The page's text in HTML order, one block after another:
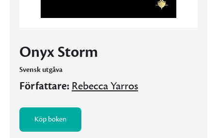
Onyx Storm
Svensk utgåva
Författare: Rebecca Yarros
Köp boken